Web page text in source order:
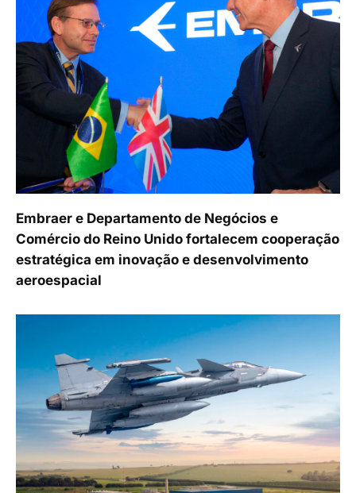
Embraer e Departamento de Negócios e
Comércio do Reino Unido fortalecem cooperação
estratégica em inovação e desenvolvimento
aeroespacial